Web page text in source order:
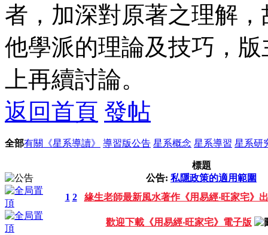
者，加深對原著之理解
他學派的理論及技巧，
上再續討論。
返回首頁 發帖
全部有關《星系導讀》 導習版公告 星系概念 星系導習 星系研
標題
公告: 私隱政策的適用範圍
1 2 緣生老師最新風水著作《用易經‧旺家宅》
歡迎下載《用易經‧旺家宅》電子版